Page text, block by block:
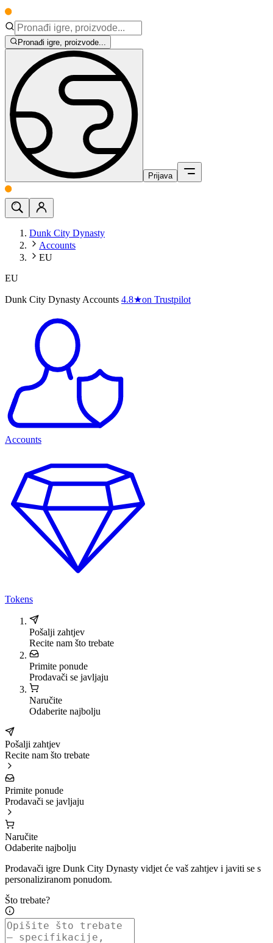
Pronađi igre, proizvode...
Prijava
Dunk City Dynasty
Accounts
EU
EU
Dunk City Dynasty Accounts 4.8★on Trustpilot
Accounts
Tokens
Pošalji zahtjev
Recite nam što trebate
Primite ponude
Prodavači se javljaju
Naručite
Odaberite najbolju
Pošalji zahtjev
Recite nam što trebate
Primite ponude
Prodavači se javljaju
Naručite
Odaberite najbolju
Prodavači igre Dunk City Dynasty vidjet će vaš zahtjev i javiti se s
personaliziranom ponudom.
Što trebate?